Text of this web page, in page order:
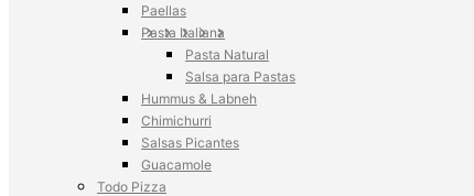
Paellas
Pasta Italiana
Pasta Natural
Salsa para Pastas
Hummus & Labneh
Chimichurri
Salsas Picantes
Guacamole
Todo Pizza